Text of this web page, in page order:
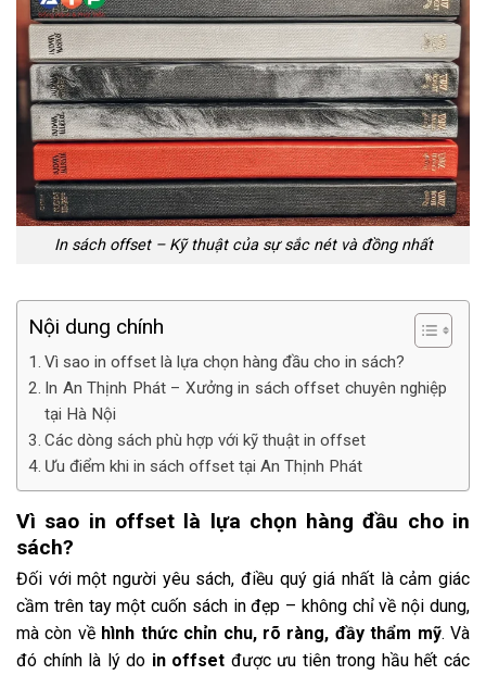
In sách offset – Kỹ thuật của sự sắc nét và đồng nhất
Nội dung chính
Vì sao in offset là lựa chọn hàng đầu cho in sách?
In An Thịnh Phát – Xưởng in sách offset chuyên nghiệp
tại Hà Nội
Các dòng sách phù hợp với kỹ thuật in offset
Ưu điểm khi in sách offset tại An Thịnh Phát
Vì sao in offset là lựa chọn hàng đầu cho in
sách?
Đối với một người yêu sách, điều quý giá nhất là cảm giác
cầm trên tay một cuốn sách in đẹp – không chỉ về nội dung,
mà còn về hình thức chỉn chu, rõ ràng, đầy thẩm mỹ. Và
đó chính là lý do in offset được ưu tiên trong hầu hết các